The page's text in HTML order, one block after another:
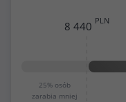
25% osób
zarabia mniej
8 440 PLN